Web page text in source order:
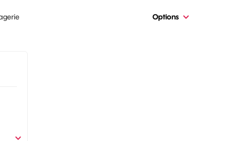
Options